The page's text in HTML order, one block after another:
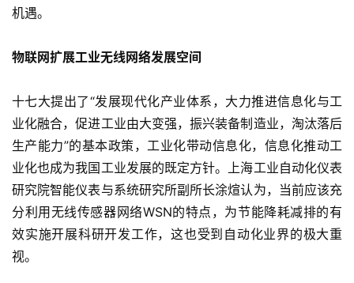
机遇。
物联网扩展工业无线网络发展空间
十七大提出了“发展现代化产业体系，大力推进信息化与工
业化融合，促进工业由大变强，振兴装备制造业，淘汰落后
生产能力”的基本政策，工业化带动信息化，信息化推动工
业化也成为我国工业发展的既定方针。上海工业自动化仪表
研究院智能仪表与系统研究所副所长涂煊认为，当前应该充
分利用无线传感器网络WSN的特点，为节能降耗减排的有
效实施开展科研开发工作，这也受到自动化业界的极大重
视。